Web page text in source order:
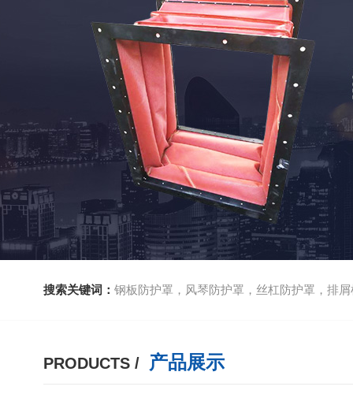
搜索关键词： 钢板防护罩，风琴防护罩，丝杠防护罩，排屑机
PRODUCTS / 产品展示